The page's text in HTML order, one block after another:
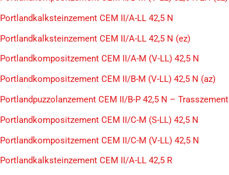
Portlandkalksteinzement CEM II/A-LL 42,5 N
Portlandkalksteinzement CEM II/A-LL 42,5 N (ez)
Portlandkompositzement CEM II/A-M (V-LL) 42,5 N
Portlandkompositzement CEM II/B-M (V-LL) 42,5 N (az)
Portlandpuzzolanzement CEM II/B-P 42,5 N – Trasszement
Portlandkompositzement CEM II/C-M (S-LL) 42,5 N
Portlandkompositzement CEM II/C-M (V-LL) 42,5 N
Portlandkalksteinzement CEM II/A-LL 42,5 R